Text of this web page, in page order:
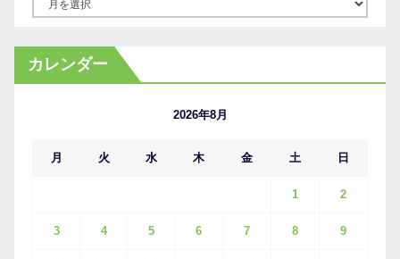
カ
イ
カレンダー
2026年8月
月 火 水 木 金 土 日
1 2
3 4 5 6 7 8 9